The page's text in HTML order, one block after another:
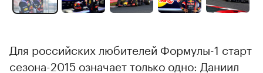
Для российских любителей Формулы-1 старт
сезона-2015 означает только одно: Даниил